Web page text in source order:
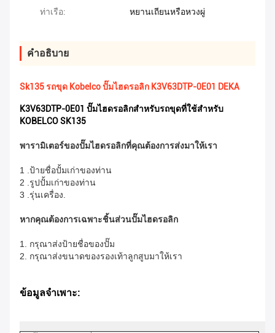
ท่าเรือ: หยานเถียนหรือหวงผู่
คําอธิบาย
Sk135 รถขุด Kobelco ปั๊มไฮดรอลิก K3V63DTP-0E01 DEKA
K3V63DTP-0E01 ปั๊มไฮดรอลิกสำหรับรถขุดที่ใช้สำหรับ
KOBELCO SK135
พารามิเตอร์ของปั๊มไฮดรอลิกที่คุณต้องการส่งมาให้เรา
1 .ป้ายชื่อปั้มเก่าของท่าน
2 .รูปปั้มเก่าของท่าน
3 .รุ่นเครื่อง.
หากคุณต้องการเฉพาะชิ้นส่วนปั๊มไฮดรอลิก
1. กรุณาส่งป้ายชื่อของปั๊ม
2. กรุณาส่งขนาดของรองเท้าลูกสูบมาให้เรา
ข้อมูลจำเพาะ: